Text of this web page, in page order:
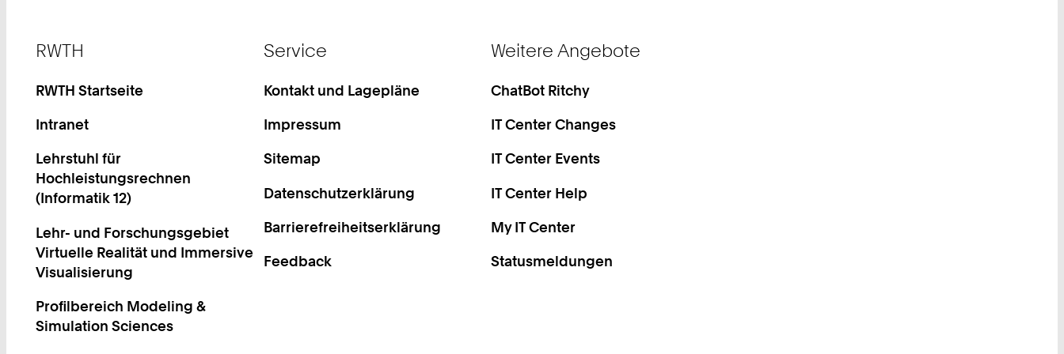
RWTH
RWTH Startseite
Intranet
Lehrstuhl für
Hochleistungsrechnen
(Informatik 12)
Lehr- und Forschungsgebiet
Virtuelle Realität und Immersive
Visualisierung
Profilbereich Modeling &
Simulation Sciences
Service
Kontakt und Lagepläne
Impressum
Sitemap
Datenschutzerklärung
Barrierefreiheitserklärung
Feedback
Weitere Angebote
ChatBot Ritchy
IT Center Changes
IT Center Events
IT Center Help
My IT Center
Statusmeldungen